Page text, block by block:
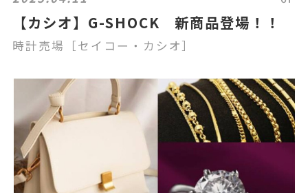
【カシオ】G-SHOCK 新商品登場！！
時計売場［セイコー・カシオ］